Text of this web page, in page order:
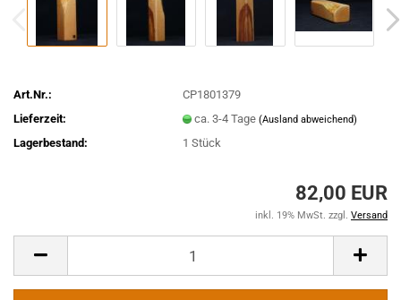
Art.Nr.:
CP1801379
Lieferzeit:
ca. 3-4 Tage(Ausland abweichend)
Lagerbestand: 1Stück
82,00 EUR
inkl. 19% MwSt. zzgl. Versand